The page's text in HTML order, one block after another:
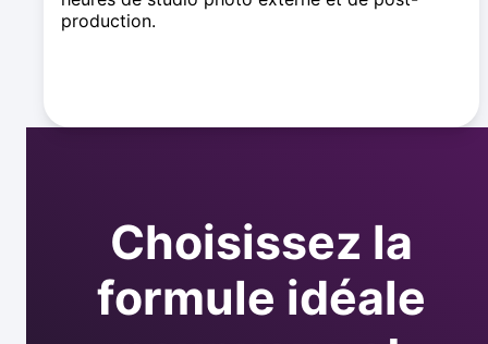
production.
Choisissez la
formule idéale